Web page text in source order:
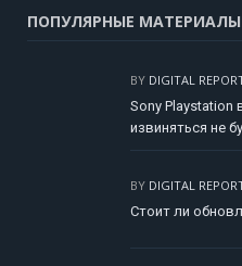
ПОПУЛЯРНЫЕ МАТЕРИАЛЫ
BY DIGITAL
Sony Playstation
извиняться не
BY DIGITAL
Стоит ли